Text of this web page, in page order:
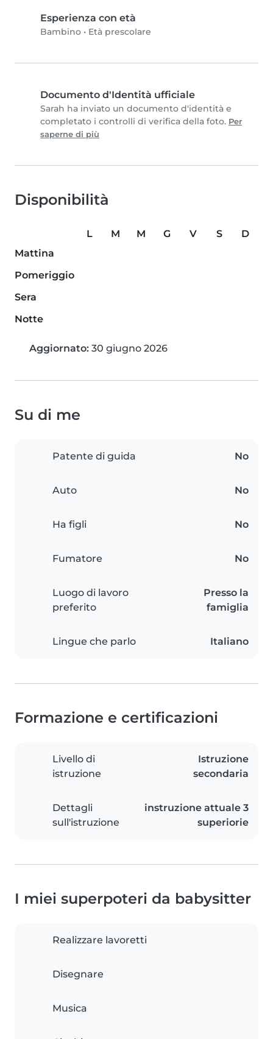
Esperienza con età
Bambino • Età prescolare
Documento d'Identità ufficiale
Sarah ha inviato un documento d'identità e
completato i controlli di verifica della foto. Per
saperne di più
Disponibilità
L M M G V S
D
Mattina
Pomeriggio
Sera
Notte
Aggiornato: 30 giugno 2026
Su di me
Patente di guida No
Auto No
Ha figli No
Fumatore No
Luogo di lavoro
preferito
Presso la
famiglia
Lingue che parlo Italiano
Formazione e certificazioni
Livello di
istruzione
Istruzione
secondaria
Dettagli
sull'istruzione
instruzione attuale 3
superiorie
I miei superpoteri da babysitter
Realizzare lavoretti
Disegnare
Musica